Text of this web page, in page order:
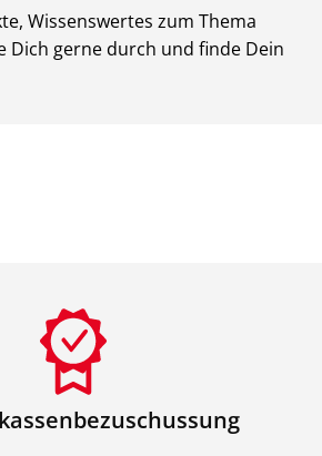
Wissenswertes zum Thema
Dich gerne durch und finde Dein